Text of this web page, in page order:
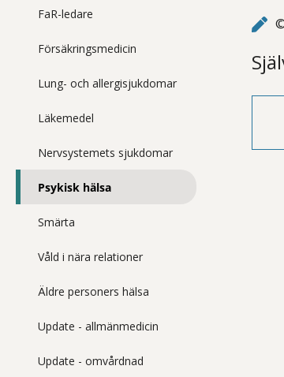
FaR-ledare
Försäkringsmedicin
Lung- och allergisjukdomar
Läkemedel
Nervsystemets sjukdomar
Psykisk hälsa
Smärta
Våld i nära relationer
Äldre personers hälsa
Update - allmänmedicin
Update - omvårdnad